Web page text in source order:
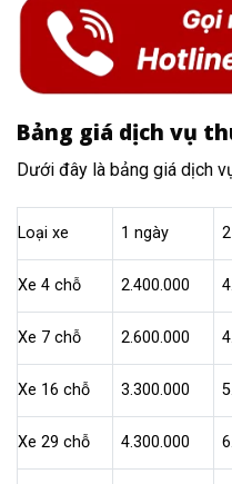
Bảng giá dịch vụ
Dưới đây là bảng giá dịch
Loại xe 1 ngày 2
Xe 4 chỗ 2.400.000
Xe 7 chỗ 2.600.000 4
Xe 16 chỗ 3.300.000 5
Xe 29 chỗ 4.300.000 6